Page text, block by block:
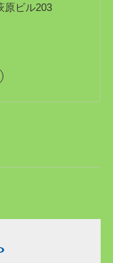
原ビル203